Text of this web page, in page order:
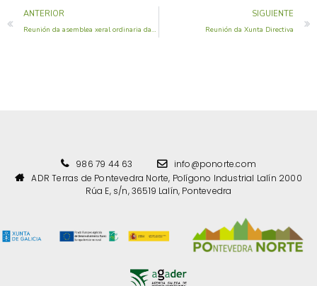
ANTERIOR
Reunión da asemblea xeral ordinaria da ADR Terras do Deza
SIGUIENTE
Reunión da Xunta Directiva
986 79 44 63
info@ponorte.com
ADR Terras de Pontevedra Norte, Polígono Industrial Lalín 2000
Rúa E, s/n, 36519 Lalín, Pontevedra